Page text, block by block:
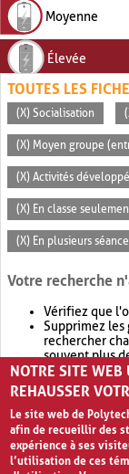
Moyenne
Élevée
TOUTES LES
(X) Socialisation
(X) Moyen groupe
(X) Activités
(X) En classe
(X) En plusieurs
Votre recherche
Vérifiez que
Supprimez
rechercher
souvent plus
Envisagez
retournera
NOTRE SITE
REHAUSSER
Le site web de
afin de recueillir des
expérience à ses
l’utilisation de ces